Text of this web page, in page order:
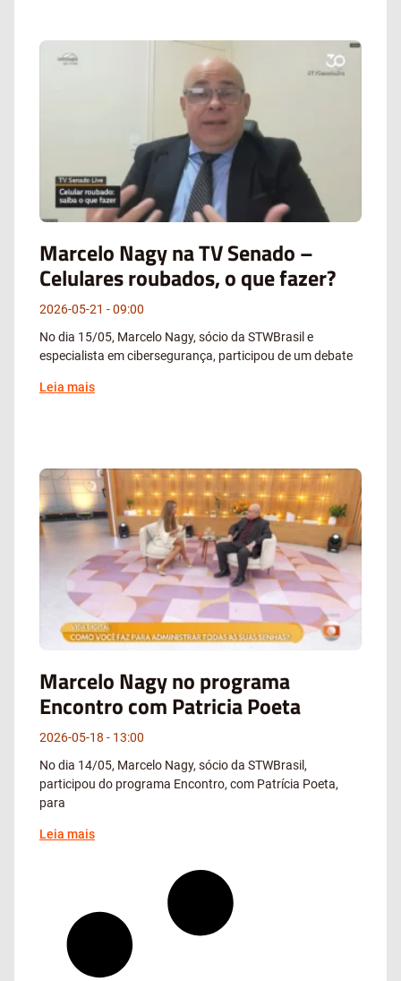
Marcelo Nagy na TV Senado –
Celulares roubados, o que fazer?
2026-05-21
09:00
No dia 15/05, Marcelo Nagy, sócio da STWBrasil e
especialista em cibersegurança, participou de um debate
Leia mais
Marcelo Nagy no programa
Encontro com Patricia Poeta
2026-05-18
13:00
No dia 14/05, Marcelo Nagy, sócio da STWBrasil,
participou do programa Encontro, com Patrícia Poeta,
para
Leia mais